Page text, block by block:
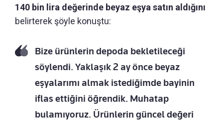
140 bin lira değerinde beyaz eşya satın aldığını
belirterek şöyle konuştu:
Bize ürünlerin depoda bekletileceği
söylendi. Yaklaşık 2 ay önce beyaz
eşyalarımı almak istediğimde bayinin
iflas ettiğini öğrendik. Muhatap
bulamıyoruz. Ürünlerin güncel değeri